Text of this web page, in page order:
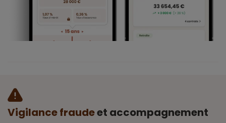
Vigilance fraudeet accompagnement